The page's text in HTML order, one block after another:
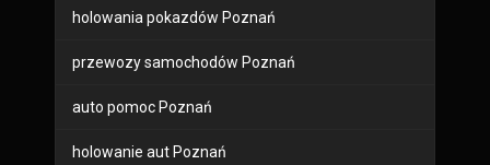
holowania pokazdów Poznań
przewozy samochodów Poznań
auto pomoc Poznań
holowanie aut Poznań